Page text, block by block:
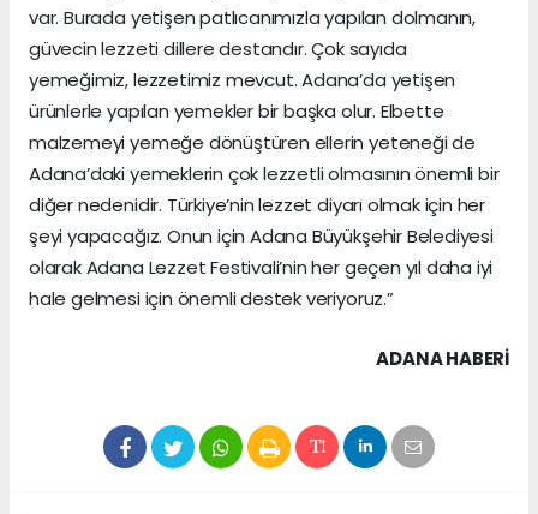
var. Burada yetişen patlıcanımızla yapılan dolmanın,
güvecin lezzeti dillere destandır. Çok sayıda
yemeğimiz, lezzetimiz mevcut. Adana’da yetişen
ürünlerle yapılan yemekler bir başka olur. Elbette
malzemeyi yemeğe dönüştüren ellerin yeteneği de
Adana’daki yemeklerin çok lezzetli olmasının önemli bir
diğer nedenidir. Türkiye’nin lezzet diyarı olmak için her
şeyi yapacağız. Onun için Adana Büyükşehir Belediyesi
olarak Adana Lezzet Festivali’nin her geçen yıl daha iyi
hale gelmesi için önemli destek veriyoruz.”
ADANA HABERİ